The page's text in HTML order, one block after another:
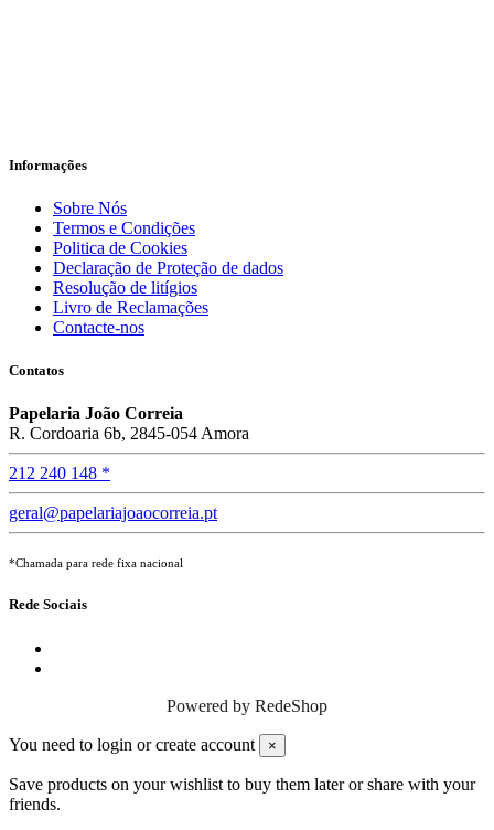
Informações
Sobre Nós
Termos e Condições
Politica de Cookies
Declaração de Proteção de dados
Resolução de litígios
Livro de Reclamações
Contacte-nos
Contatos
Papelaria João Correia
R. Cordoaria 6b, 2845-054 Amora
212 240 148 *
geral@papelariajoaocorreia.pt
*Chamada para rede fixa nacional
Rede Sociais
Powered by RedeShop
You need to login or create account ×
Save products on your wishlist to buy them later or share with your
friends.